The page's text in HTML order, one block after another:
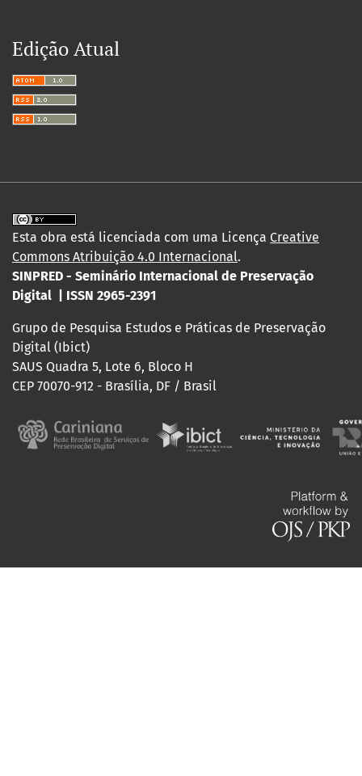
Edição Atual
Esta obra está licenciada com uma Licença Creative
Commons Atribuição 4.0 Internacional.
SINPRED - Seminário Internacional de Preservação
Digital | ISSN 2965-2391
Grupo de Pesquisa Estudos e Práticas de Preservação
Digital (Ibict)
SAUS Quadra 5, Lote 6, Bloco H
CEP 70070-912 - Brasília, DF / Brasil